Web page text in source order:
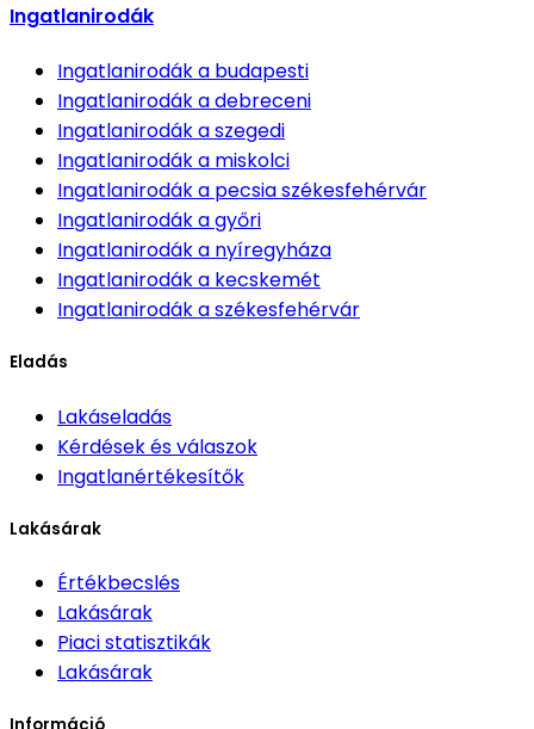
Ingatlanirodák
Ingatlanirodáka budapesti
Ingatlanirodáka debreceni
Ingatlanirodáka szegedi
Ingatlanirodáka miskolci
Ingatlanirodáka pecsia székesfehérvár
Ingatlanirodáka győri
Ingatlanirodáka nyíregyháza
Ingatlanirodáka kecskemét
Ingatlanirodáka székesfehérvár
Eladás
Lakáseladás
Kérdések és válaszok
Ingatlanértékesítők
Lakásárak
Értékbecslés
Lakásárak
Piaci statisztikák
Lakásárak